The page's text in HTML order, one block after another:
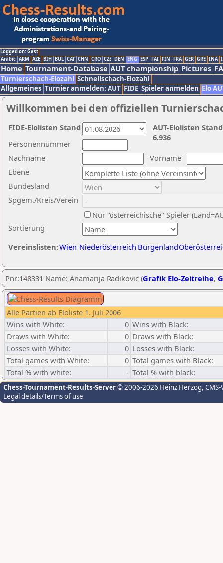
Logged on: Gast
Arabic ARM AZE BIH BUL CAT CHN CRO CZE DEN ENG ESP FAI FIN FRA GER GRE INA
Home Tournament-Database AUT championship Pictures
Turnierschach-Elozahl Schnellschach-Elozahl
Allgemeines Turnier anmelden: AUT FIDE Spieler anmelden Elo
Willkommen bei den offiziellen
Nachname
Vorname
Ebene
Sortierung
Personennummer
Bundesland
Spgem./Kreis/Verein
Nur "österreichische" Spieler
Vereinslisten:Wien Niederösterreich Burgenland
AUT-Elolisten
6.936
FIDE-Elolisten Stand
Pnr:148331 Name: Anamarija Radikovic (Grafik Elo-Zeitreihe,
Alle Partien ab Eloliste 1. Juli 2006
Wins with White:
0 Wins with Black:
Draws with White:
0 Draws with Black:
Losses with White:
0 Losses with Black:
Total games with White:
0 Total games with Black:
Total % with white:
- Total % with black:
Chess-Tournament-Results-Server© 2006-2026 Heinz Herzog,
Legal details/Terms of use